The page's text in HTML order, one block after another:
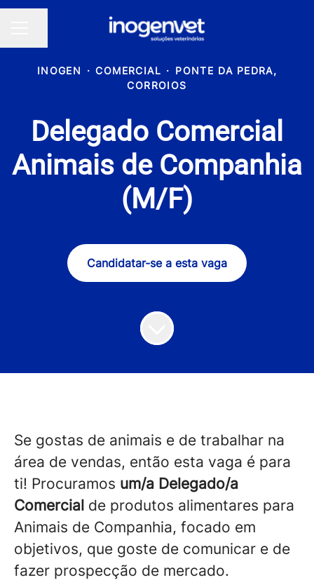
MENU DE CARREIRAS
Partilhar página
INOGEN · COMERCIAL · PONTE DA PEDRA,
CORROIOS
Delegado Comercial
Animais de Companhia
(M/F)
Candidatar-se a esta vaga
Se gostas de animais e de trabalhar na
área de vendas, então esta vaga é para
ti! Procuramos um/a Delegado/a
Comercial de produtos alimentares para
Animais de Companhia, focado em
objetivos, que goste de comunicar e de
fazer prospecção de mercado.